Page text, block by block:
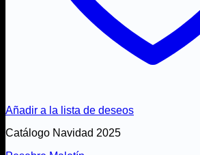
Añadir a la lista de deseos
Catálogo Navidad 2025